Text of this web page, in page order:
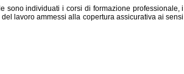
sono individuati i corsi di formazione professionale, i
lavoro ammessi alla copertura assicurativa ai sensi